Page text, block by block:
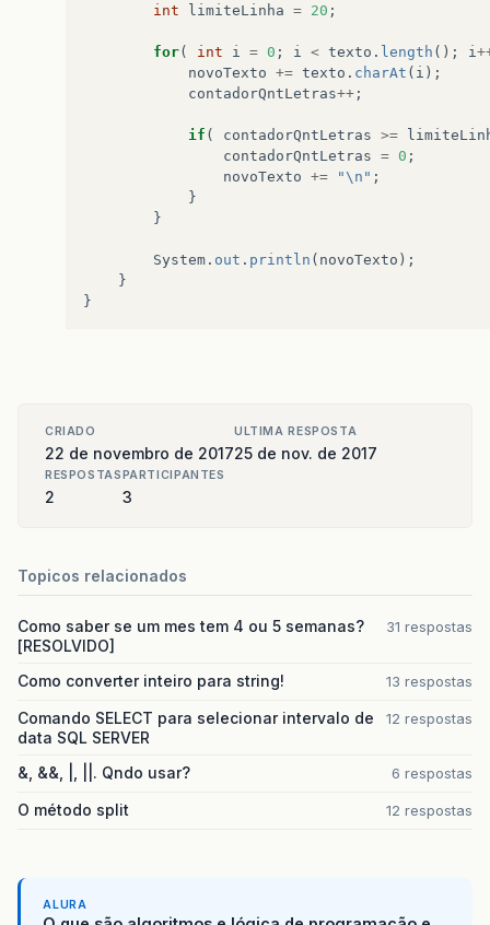
int
limiteLinha = 20 ;
for( int i = 0 ; i < texto . length (); i
novoTexto += texto . charAt ( i );
contadorQntLetras++ ;
if ( contadorQntLetras >=
contadorQntLetras = 0 ;
novoTexto += "\n" ;
}
}
System . out . println ( novoTexto );
}
}
CRIADO
22 de novembro de 2017
ULTIMA RESPOSTA
25 de nov. de 2017
RESPOSTAS
2
PARTICIPANTES
3
Topicos relacionados
Como saber se um mes tem 4 ou 5 semanas?
[RESOLVIDO]
31 respostas
Como converter inteiro para string! 13 respostas
Comando SELECT para selecionar intervalo de
data SQL SERVER
12 respostas
&, &&, |, ||. Qndo usar? 6 respostas
O método split 12 respostas
ALURA